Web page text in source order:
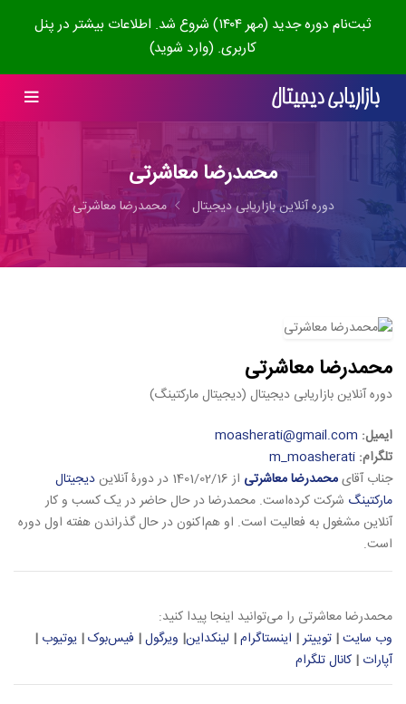
ثبت‌نام دوره جدید (مهر ۱۴۰۴) شروع شد. اطلاعات بیشتر در پنل
کاربری. (وارد شوید)
محمدرضا معاشرتی
دوره آنلاین بازاریابی دیجیتال محمدرضا معاشرتی
محمدرضا معاشرتی
دوره آنلاین بازاریابی دیجیتال (دیجیتال مارکتینگ)
ایمیل: moasherati@gmail.com
تلگرام: m_moasherati
جناب آقایمحمدرضا معاشرتی از 1401/02/16 در دورۀ آنلاین
دیجیتال
مارکتینگ شرکت کرده‌است. محمدرضا در حال حاضر در یک کسب و کار
آنلاین مشغول به فعالیت است. او هم‌اکنون در حال گذراندن هفته اول دوره
است.
محمدرضا معاشرتی را می‌توانید اینجا پیدا کنید:
وب سایت| توییتر| اینستاگرام| لینکداین| ویرگول| فیس‌بوک| یوتیوب |
آپارات | کانال تلگرام